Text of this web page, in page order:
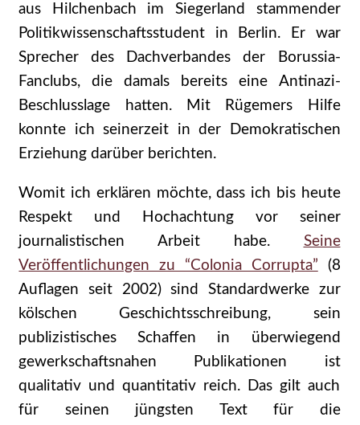
aus Hilchenbach im Siegerland stammender
Politikwissenschaftsstudent in Berlin. Er war
Sprecher des Dachverbandes der Borussia-
Fanclubs, die damals bereits eine Antinazi-
Beschlusslage hatten. Mit Rügemers Hilfe
konnte ich seinerzeit in der Demokratischen
Erziehung darüber berichten.
Womit ich erklären möchte, dass ich bis heute
Respekt und Hochachtung vor seiner
journalistischen Arbeit habe. Seine
Veröffentlichungen zu “Colonia Corrupta” (8
Auflagen seit 2002) sind Standardwerke zur
kölschen Geschichtsschreibung, sein
publizistisches Schaffen in überwiegend
gewerkschaftsnahen Publikationen ist
qualitativ und quantitativ reich. Das gilt auch
für seinen jüngsten Text für die